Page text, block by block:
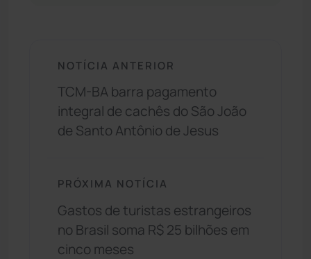
NOTÍCIA ANTERIOR
TCM-BA barra pagamento
integral de cachês do São João
de Santo Antônio de Jesus
PRÓXIMA NOTÍCIA
Gastos de turistas estrangeiros
no Brasil soma R$ 25 bilhões em
cinco meses